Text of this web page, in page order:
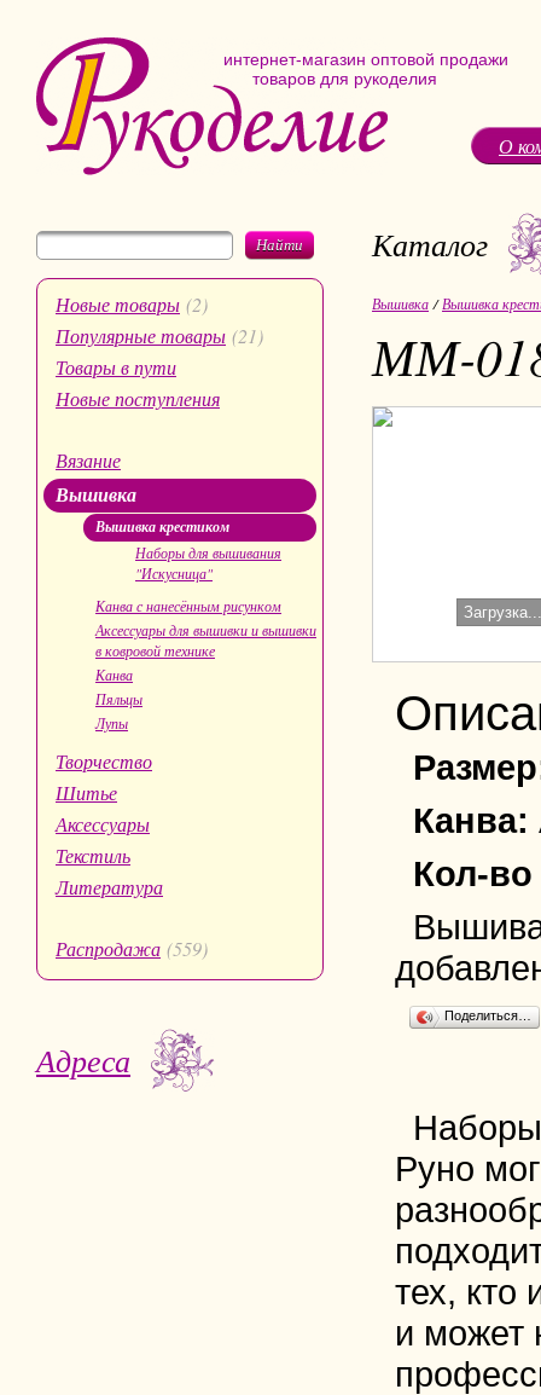
интернет-магазин оптовой продажи
товаров для рукоделия
О
Найти
Новые товары (2)
Популярные товары (21)
Товары в пути
Новые поступления
Вязание
Вышивка
Вышивка крестиком
Наборы для вышивания
"Искусница"
Канва с нанесённым рисунком
Аксессуары для вышивки и вышивки
в ковровой технике
Канва
Пяльцы
Лупы
Творчество
Шитье
Аксессуары
Текстиль
Литература
Распродажа (559)
Адреса
Каталог
Вышивка /Вышивка
ММ-
Канва:
Кол-
Поделиться…
Руно
тех, кто
и может